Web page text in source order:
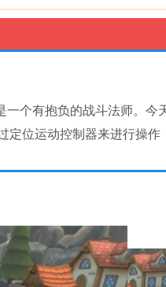
一个有抱负的战斗法师。今
定位运动控制器来进行操作